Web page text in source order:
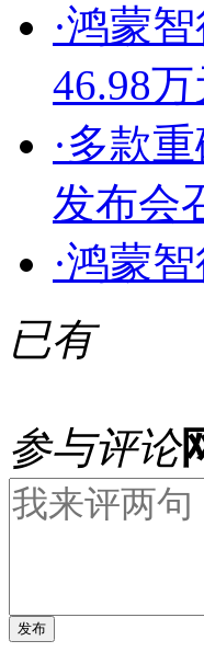
·鸿蒙
46.98
·多款
发布会
·鸿蒙
已有
参与评论